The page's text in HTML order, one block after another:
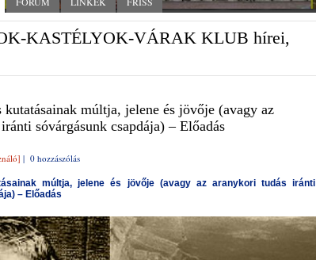
KASTÉLYOK-VÁRAK KLUB hírei,
kutatásainak múltja, jelene és jövője (avagy az
sóvárgásunk csapdája) – Előadás
| 0 hozzászólás
múltja, jelene és jövője (avagy az aranykori tudás iránti
– Előadás